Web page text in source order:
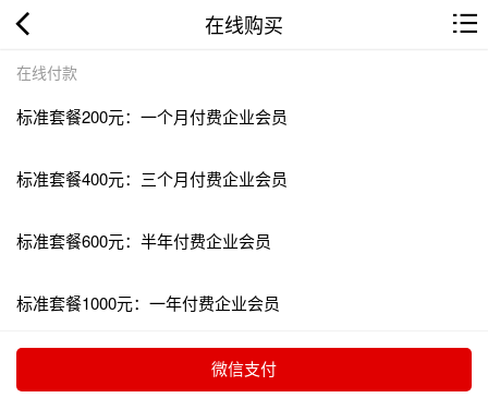
在线购买
在线付款
标准套餐200元：一个月付费企业会员
标准套餐400元：三个月付费企业会员
标准套餐600元：半年付费企业会员
标准套餐1000元：一年付费企业会员